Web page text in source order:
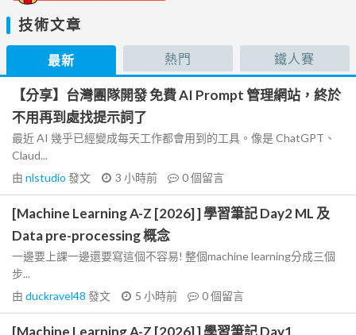
技術文章
最新 熱門 鐵人賽
【分享】台灣團隊開發 免費 AI Prompt 管理網站，終於
不用再到處找提示詞了
最近 AI 幾乎已經變成每天工作都會用到的工具。像是 ChatGPT、
Claud...
由 nlstudio 發文 3 小時前 0個留言
[Machine Learning A-Z [2026] ] 學習筆記 Day2 ML 及
Data pre-processing 概念
一邊要上課一邊還要寫這個不容易! 整個machine learning分成三個
步...
由 duckravel48 發文 5 小時前 0個留言
[Machine Learning A-Z [2026] ] 學習筆記 Day1